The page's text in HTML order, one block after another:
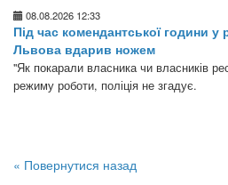
08.08.2026 12:33
Під час комендантської години у
Львова вдарив ножем
"Як покарали власника чи власників
режиму роботи, поліція не згадує.
« Повернутися назад